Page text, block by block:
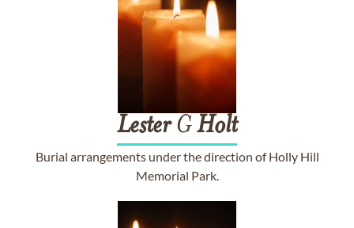
LesterGHolt
Burial arrangements under the direction of Holly Hill
Memorial Park.